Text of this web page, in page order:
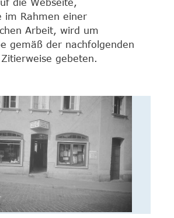
die Webseite,
im Rahmen einer
Arbeit, wird um
gemäß der nachfolgenden
gebeten.